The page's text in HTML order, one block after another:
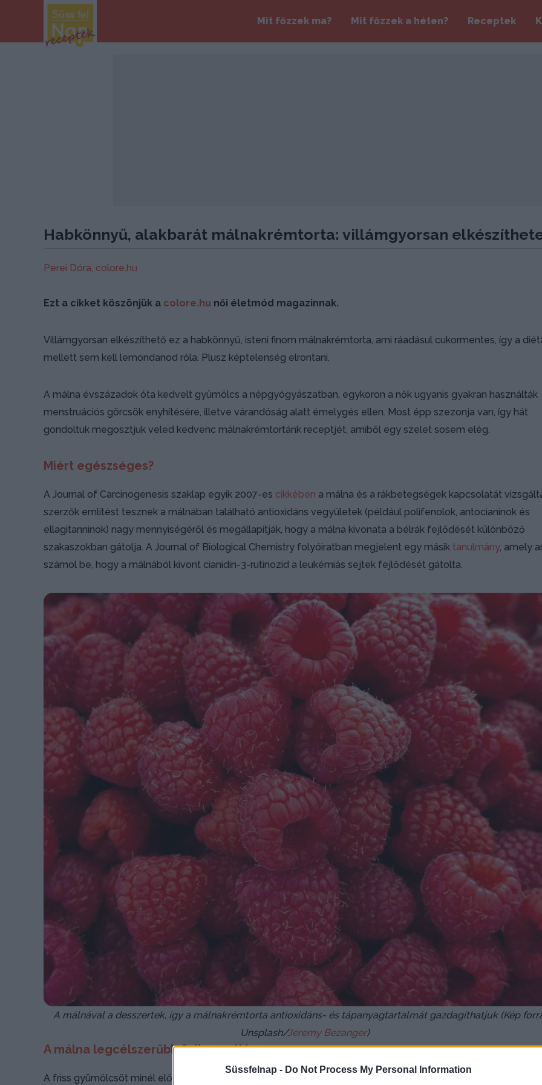
Süssfelnap - Do Not Process My Personal Information
Mit főzzek ma? Mit főzzek a héten? Receptek
Habkönnyű, alakbarát málnakrémtorta: villámgyorsan
Perei Dóra, colore.hu
Ezt a cikket köszönjük a colore.hu női életmód magazinnak.
Villámgyorsan elkészíthető ez a habkönnyű, isteni finom málnakrémtorta, ami ráadásul cukormentes, így a
mellett sem kell lemondanod róla. Plusz képtelenség elrontani.
A málna évszázadok óta kedvelt gyümölcs a népgyógyászatban, egykoron a nők ugyanis gyakran használták
menstruációs görcsök enyhítésére, illetve várandóság alatt émelygés ellen. Most épp szezonja van, így hát
gondoltuk megosztjuk veled kedvenc málnakrémtortánk receptjét, amiből egy szelet sosem elég.
Miért egészséges?
A Journal of Carcinogenesis szaklap egyik 2007-es cikkében a málna és a rákbetegségek kapcsolatát
szerzők említést tesznek a málnában található antioxidáns vegyületek (például polifenolok, antocianinok és
ellagitanninok) nagy mennyiségéről és megállapítják, hogy a málna kivonata a bélrák fejlődését különböző
szakaszokban gátolja. A Journal of Biological Chemistry folyóiratban megjelent egy másik tanulmány, amely
számol be, hogy a málnából kivont cianidin-3-rutinozid a leukémiás sejtek fejlődését gátolta.
A málnával a desszertek, így a málnakrémtorta antioxidáns- és tápanyagtartalmát gazdagíthatjuk (Kép
Unsplash/Jeremy Bezanger)
A málna legcélszerűbb felhasználása
A friss gyümölcsöt minél előbb használjuk fel, hogy megőrizzük C-vitamin-tartalmát. Amit nem tudunk